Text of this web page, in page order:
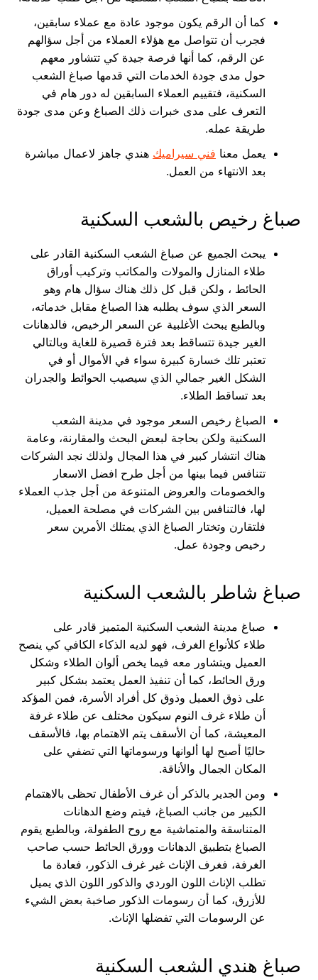
كما أن الرقم يكون موجود عادة مع عملاء سابقين،
فجرب أن تتواصل مع هؤلاء العملاء من أجل سؤالهم
عن الرقم، كما أنها فرصة جيدة كي تتشاور معهم
حول مدى جودة الخدمات التي قدمها صباغ الشعب
السكنية، فتقييم العملاء السابقين له دور هام في
التعرف على مدى خبرات ذلك الصباغ وعن مدى جودة
طريقة عمله.
يعمل معنا فني سيراميك هندي جاهز لاعمال مباشرة
بعد الانتهاء من العمل.
صباغ رخيص بالشعب السكنية
يبحث الجميع عن صباغ الشعب السكنية القادر على
طلاء المنازل والمولات والمكاتب وتركيب أوراق
الحائط ، ولكن قبل كل ذلك هناك سؤال هام وهو
السعر الذي سوف يطلبه هذا الصباغ مقابل خدماته،
وبالطبع يبحث الأغلبية عن السعر الرخيص، فالدهانات
الغير جيدة تتساقط بعد فترة قصيرة للغاية وبالتالي
تعتبر تلك خسارة كبيرة سواء في الأموال أو في
الشكل الغير جمالي الذي سيصيب الحوائط والجدران
بعد تساقط الطلاء.
الصباغ رخيص السعر موجود في مدينة الشعب
السكنية ولكن بحاجة لبعض البحث والمقارنة، وعامة
هناك انتشار كبير في هذا المجال ولذلك نجد الشركات
تتنافس فيما بينها من أجل طرح افضل الاسعار
والخصومات والعروض المتنوعة من أجل جذب العملاء
لها، فالتنافس بين الشركات في مصلحة العميل،
فلتقارن وتختار الصباغ الذي يمتلك الأمرين سعر
رخيص وجودة عمل.
صباغ شاطر بالشعب السكنية
صباغ مدينة الشعب السكنية المتميز قادر على
طلاء كلأنواع الغرف، فهو لديه الذكاء الكافي كي ينصح
العميل ويتشاور معه فيما يخص ألوان الطلاء وشكل
ورق الحائط، كما أن تنفيذ العمل يعتمد بشكل كبير
على ذوق العميل وذوق كل أفراد الأسرة، فمن المؤكد
أن طلاء غرف النوم سيكون مختلف عن طلاء غرفة
المعيشة، كما أن الأسقف يتم الاهتمام بها، فالأسقف
حاليًا أصبح لها ألوانها ورسوماتها التي تضفي على
المكان الجمال والأناقة.
ومن الجدير بالذكر أن غرف الأطفال تحظى بالاهتمام
الكبير من جانب الصباغ، فيتم وضع الدهانات
المتناسقة والمتماشية مع روح الطفولة، وبالطبع يقوم
الصباغ بتطبيق الدهانات وورق الحائط حسب صاحب
الغرفة، فغرف الإناث غير غرف الذكور، فعادة ما
تطلب الإناث اللون الوردي والذكور اللون الذي يميل
للأزرق، كما أن رسومات الذكور صاخبة بعض الشيء
عن الرسومات التي تفضلها الإناث.
صباغ هندي الشعب السكنية